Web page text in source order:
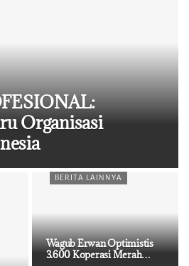
Organisasi
BERITA LAINNYA
Wagub Erwan Optimistis
3.600 Koperasi Merah